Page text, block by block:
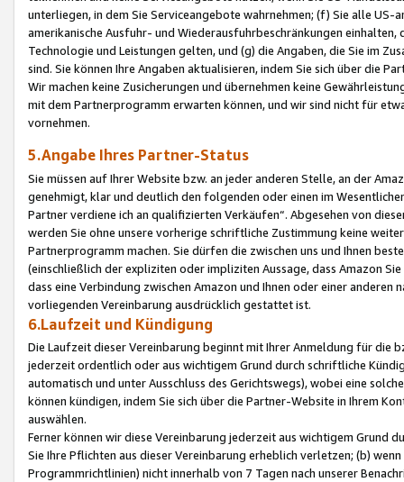
unterliegen, in dem Sie Serviceangebote wahrnehmen; (f) Sie alle
amerikanische Ausfuhr- und Wiederausfuhrbeschränkungen
Technologie und Leistungen gelten, und (g) die Angaben, die Sie im
sind. Sie können Ihre Angaben aktualisieren, indem Sie sich über die
Wir machen keine Zusicherungen und übernehmen keine
mit dem Partnerprogramm erwarten können, und wir sind nicht für
vornehmen.
5.Angabe Ihres Partner-Status
Sie müssen auf Ihrer Website bzw. an jeder anderen Stelle, an der
genehmigt, klar und deutlich den folgenden oder einen im
Partner verdiene ich an qualifizierten Verkäufen“. Abgesehen von
werden Sie ohne unsere vorherige schriftliche Zustimmung keine
Partnerprogramm machen. Sie dürfen die zwischen uns und Ihnen
(einschließlich der expliziten oder impliziten Aussage, dass Amazon
dass eine Verbindung zwischen Amazon und Ihnen oder einer
vorliegenden Vereinbarung ausdrücklich gestattet ist.
6.Laufzeit und Kündigung
Die Laufzeit dieser Vereinbarung beginnt mit Ihrer Anmeldung für die
jederzeit ordentlich oder aus wichtigem Grund durch schriftliche
automatisch und unter Ausschluss des Gerichtswegs), wobei eine
können kündigen, indem Sie sich über die Partner-Website in Ihrem
auswählen.
Ferner können wir diese Vereinbarung jederzeit aus wichtigem Grund
Sie Ihre Pflichten aus dieser Vereinbarung erheblich verletzen; (b)
Programmrichtlinien) nicht innerhalb von 7 Tagen nach unserer